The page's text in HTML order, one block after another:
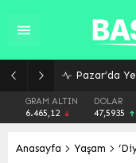
GRAM ALTIN
6.465,12
DOLAR
47,5935
Anasayfa Yaşam